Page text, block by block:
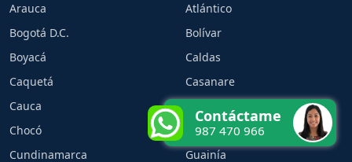
Arauca
Atlántico
Bogotá D.C.
Bolívar
Boyacá
Caldas
Caquetá
Casanare
Cauca
Chocó
Córdoba
Cundinamarca
Guainía
Contáctame
987 470 966